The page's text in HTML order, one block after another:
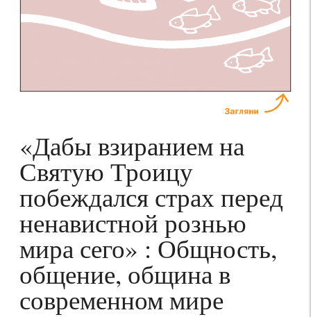
«Дабы взиранием на
Святую Троицу
побеждался страх перед
ненавистной рознью
мира сего» : Общность,
общение, община в
современном мире